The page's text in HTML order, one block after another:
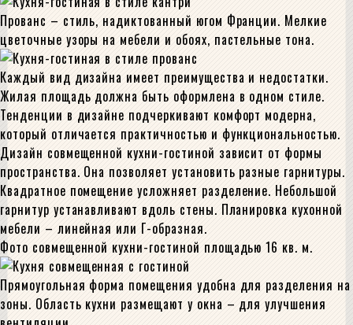
Прованс – стиль, надиктованный югом Франции. Мелкие
цветочные узоры на мебели и обоях, пастельные тона.
Каждый вид дизайна имеет преимущества и недостатки.
Жилая площадь должна быть оформлена в одном стиле.
Тенденции в дизайне подчеркивают комфорт модерна,
который отличается практичностью и функциональностью.
Дизайн совмещенной кухни-гостиной зависит от формы
пространства. Она позволяет установить разные гарнитуры.
Квадратное помещение усложняет разделение. Небольшой
гарнитур устанавливают вдоль стены. Планировка кухонной
мебели – линейная или Г-образная.
Фото совмещенной кухни-гостиной площадью 16 кв. м.
Прямоугольная форма помещения удобна для разделения на
зоны. Область кухни размещают у окна – для улучшения